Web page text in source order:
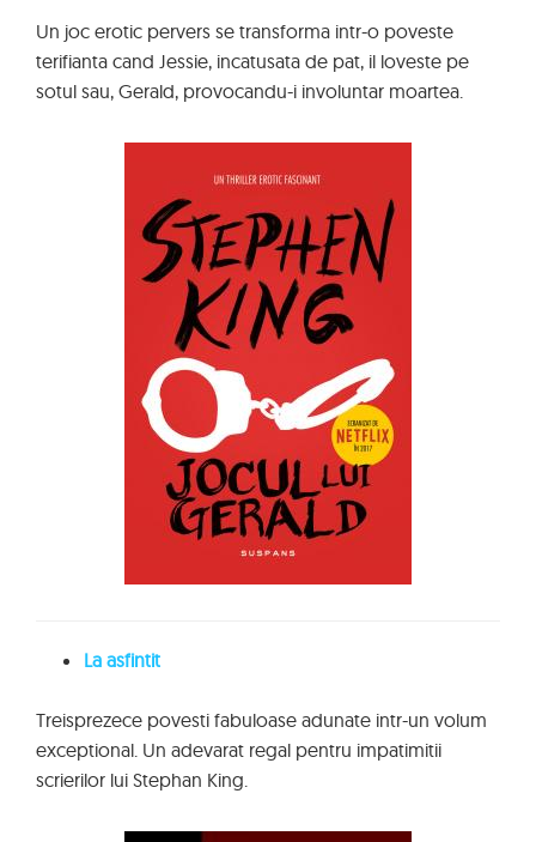
Un joc erotic pervers se transforma intr-o poveste
terifianta cand Jessie, incatusata de pat, il loveste pe
sotul sau, Gerald, provocandu-i involuntar moartea.
La asfintit
Treisprezece povesti fabuloase adunate intr-un volum
exceptional. Un adevarat regal pentru impatimitii
scrierilor lui Stephan King.